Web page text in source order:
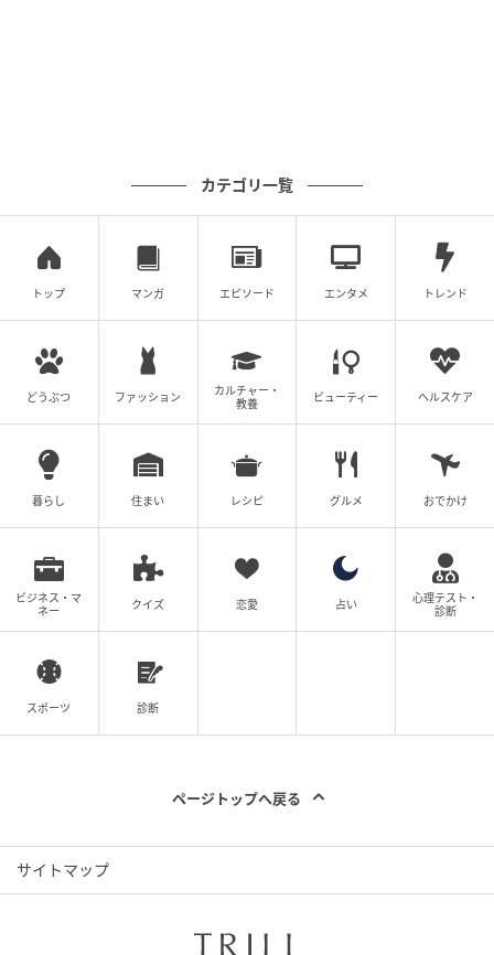
カテゴリ一覧
トップ マンガ エピソード エンタメ トレンド
どうぶつ ファッション
カルチャー・
教養
ビューティー ヘルスケア
暮らし 住まい レシピ グルメ おでかけ
ビジネス・マ
ネー
クイズ 恋愛 占い
心理テスト・
診断
スポーツ 診断
ページトップへ戻る
サイトマップ